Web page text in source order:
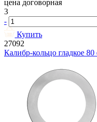
цена договорная
3
-
Купить
27092
Калибр-кольцо гладкое